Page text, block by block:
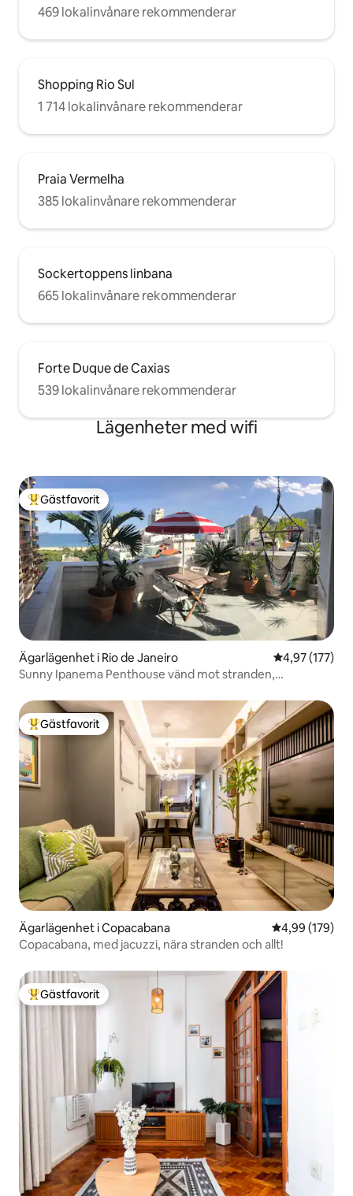
469 lokalinvånare rekommenderar
Shopping Rio Sul
1 714 lokalinvånare rekommenderar
Praia Vermelha
385 lokalinvånare rekommenderar
Sockertoppens linbana
665 lokalinvånare rekommenderar
Forte Duque de Caxias
539 lokalinvånare rekommenderar
Lägenheter med wifi
Populär gästfavorit
Gästfavorit
Ägarlägenhet i Rio de Janeiro 4,97 av 5 i
4,97 (177)
Sunny Ipanema Penthouse vänd mot stranden,
Populär gästfavorit
Gästfavorit
Ägarlägenhet i Copacabana 4,99 av 5 i
4,99 (179)
Copacabana, med jacuzzi, nära stranden och allt!
Populär gästfavorit
Gästfavorit